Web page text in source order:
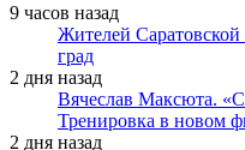
9 часов назад
Жителей Саратовской
град
2 дня назад
Вячеслав Максюта.
Тренировка в новом
2 дня назад